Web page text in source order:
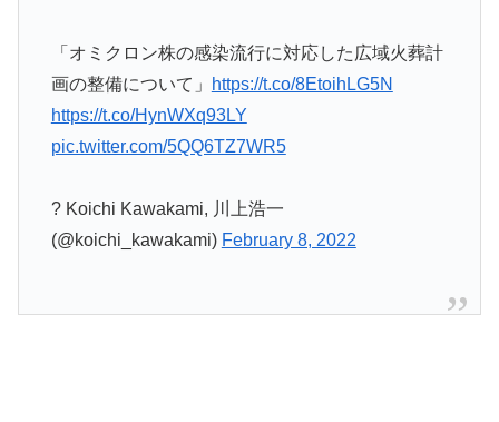
「オミクロン株の感染流行に対応した広域火葬計
画の整備について」
https://t.co/8EtoihLG5N
https://t.co/HynWXq93LY
pic.twitter.com/5QQ6TZ7WR5
? Koichi Kawakami, 川上浩一
(@koichi_kawakami) February 8, 2022